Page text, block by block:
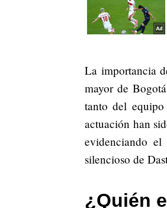
La importancia
mayor de
tanto del
actuación han
evidenciando
silencioso de
¿Quién